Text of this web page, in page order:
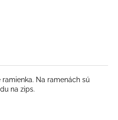
Na ramenách sú
na zips.